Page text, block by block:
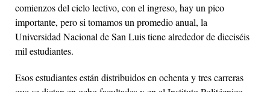
comienzos del ciclo lectivo, con el ingreso, hay un pico
importante, pero si tomamos un promedio anual, la
Universidad Nacional de San Luis tiene alrededor de dieciséis
mil estudiantes.
Esos estudiantes están distribuidos en ochenta y tres carreras